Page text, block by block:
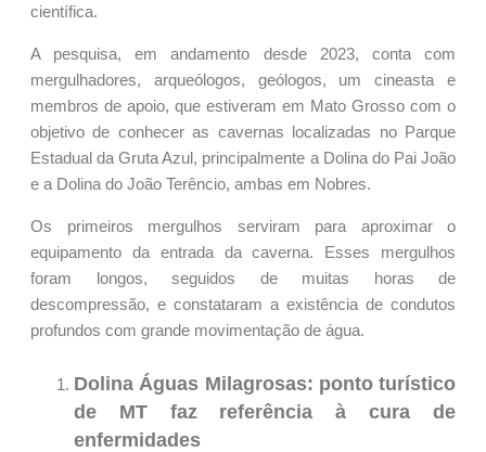
científica.
A pesquisa, em andamento desde 2023, conta com
mergulhadores, arqueólogos, geólogos, um cineasta e
membros de apoio, que estiveram em Mato Grosso com o
objetivo de conhecer as cavernas localizadas no Parque
Estadual da Gruta Azul, principalmente a Dolina do Pai João
e a Dolina do João Terêncio, ambas em Nobres.
Os primeiros mergulhos serviram para aproximar o
equipamento da entrada da caverna. Esses mergulhos
foram longos, seguidos de muitas horas de
descompressão, e constataram a existência de condutos
profundos com grande movimentação de água.
Dolina Águas Milagrosas: ponto turístico
de MT faz referência à cura de
enfermidades